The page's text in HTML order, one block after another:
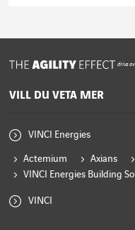
drivs av
VILL DU VETA MER
VINCI Energies
Actemium Axians
VINCI Energies Building
VINCI